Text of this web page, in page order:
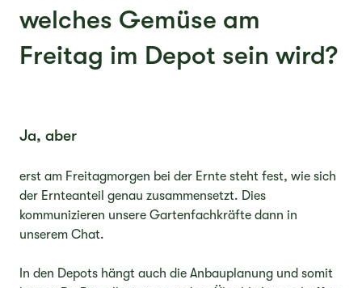
welches Gemüse am
Freitag im Depot sein wird?
Ja, aber
erst am Freitagmorgen bei der Ernte steht fest, wie sich
der Ernteanteil genau zusammensetzt. Dies
kommunizieren unsere Gartenfachkräfte dann in
unserem Chat.
In den Depots hängt auch die Anbauplanung und somit